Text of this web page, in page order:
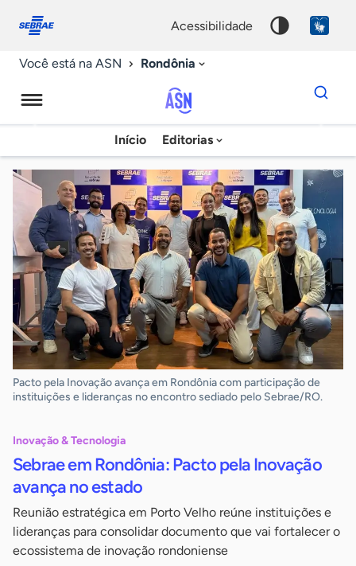
conosco
acessibilidade
Você está na ASN Rondônia
Agência
Sebrae
de
Notícias
Início Editorias
Dados
para
chave
Pacto pela Inovação avança em Rondônia com participação de
instituições e lideranças no encontro sediado pelo Sebrae/RO.
Inovação & Tecnologia
Sebrae em Rondônia: Pacto pela Inovação
avança no estado
Reunião estratégica em Porto Velho reúne instituições e
lideranças para consolidar documento que vai fortalecer o
ecossistema de inovação rondoniense